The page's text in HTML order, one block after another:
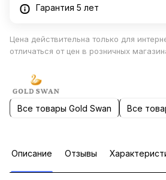
Гарантия 5 лет
Цена действительна только для
отличаться от цен в розничных
Все товары Gold Swan Все
Описание Отзывы